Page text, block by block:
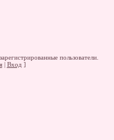
пользователи.
| Вход ]